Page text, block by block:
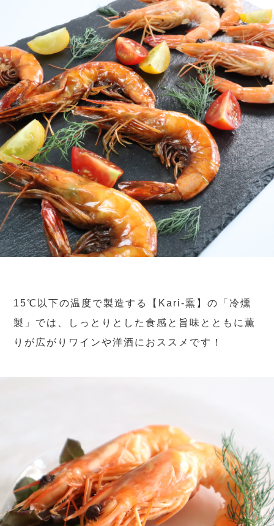
15℃以下の温度で製造する【Kari-熏】の「冷燻
製」では、しっとりとした食感と旨味とともに薫
りが広がりワインや洋酒におススメです！